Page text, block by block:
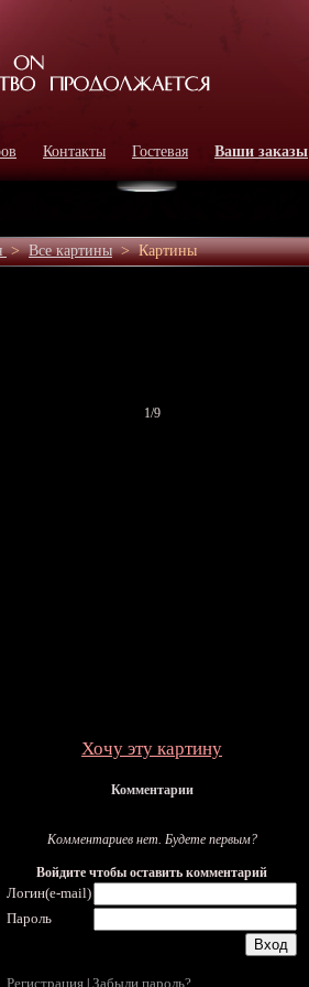
Контакты Гостевая Ваши заказы
>Все картины>Картины
1/9
Хочу эту картину
Комментарии
Комментариев нет. Будете первым?
Войдите чтобы оставить комментарий
Логин(e-mail)
Пароль
Регистрация Забыли пароль?